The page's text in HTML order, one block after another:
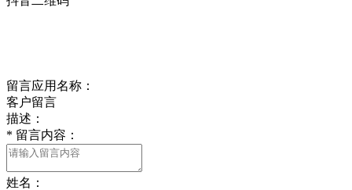
留言应用名称：
客户留言
描述：
* 留言内容：
姓名：